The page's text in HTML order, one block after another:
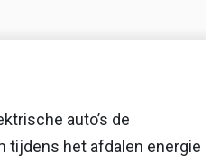
auto’s de
tijdens het afdalen energie